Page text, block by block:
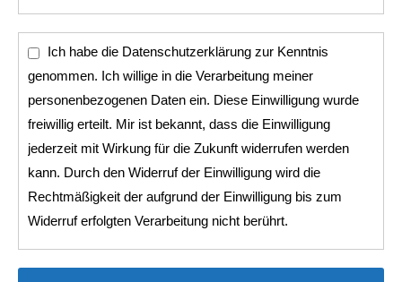
Ich habe die Datenschutzerklärung zur Kenntnis
genommen. Ich willige in die Verarbeitung meiner
personenbezogenen Daten ein. Diese Einwilligung wurde
freiwillig erteilt. Mir ist bekannt, dass die Einwilligung
jederzeit mit Wirkung für die Zukunft widerrufen werden
kann. Durch den Widerruf der Einwilligung wird die
Rechtmäßigkeit der aufgrund der Einwilligung bis zum
Widerruf erfolgten Verarbeitung nicht berührt.